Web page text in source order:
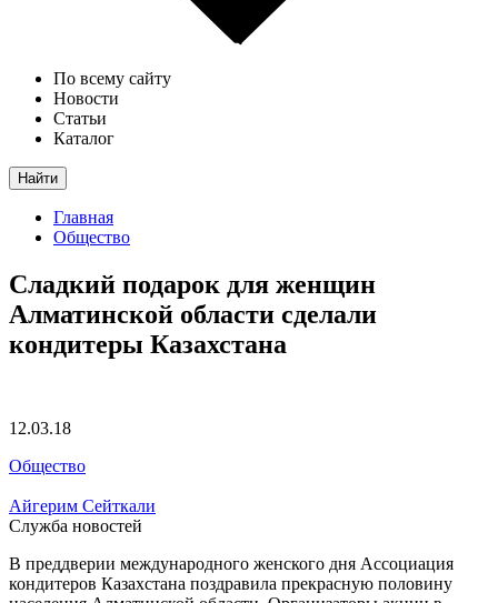
По всему сайту
Новости
Статьи
Каталог
Найти
Главная
Общество
Сладкий подарок для женщин
Алматинской области сделали
кондитеры Казахстана
12.03.18
Общество
Айгерим Сейткали
Служба новостей
В преддверии международного женского дня Ассоциация
кондитеров Казахстана поздравила прекрасную половину